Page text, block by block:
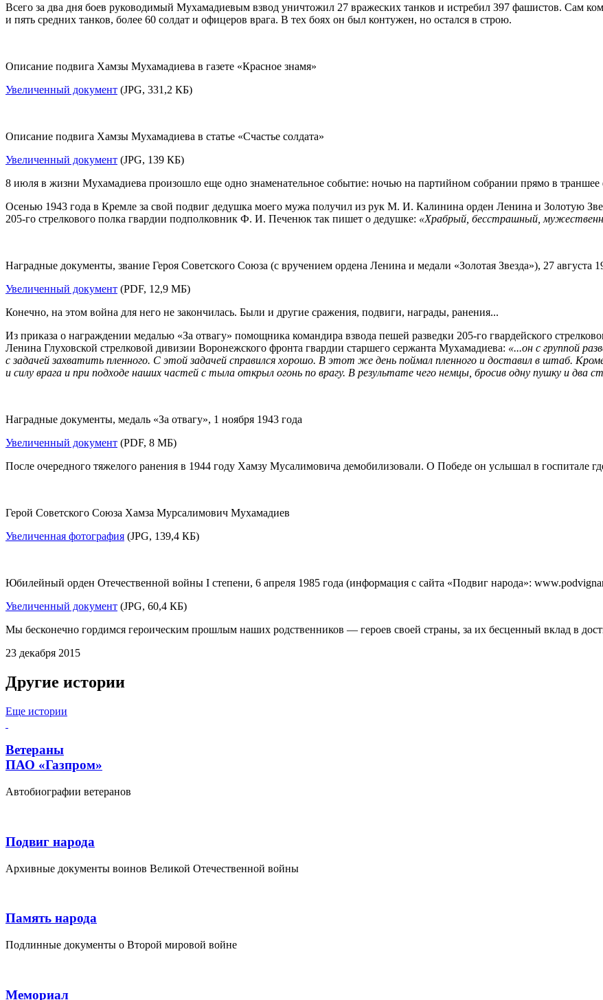
Всего за два дня боев руководимый Мухамадиевым взвод уничтожил 27 вражеских танков и истребил 397 фашистов. Сам
и пять средних танков, более 60 солдат и офицеров врага. В тех боях он был контужен, но остался в строю.
Описание подвига Хамзы Мухамадиева в газете «Красное знамя»
Увеличенный документ (JPG, 331,2 КБ)
Описание подвига Хамзы Мухамадиева в статье «Счастье солдата»
Увеличенный документ (JPG, 139 КБ)
8 июля в жизни Мухамадиева произошло еще одно знаменательное событие: ночью на партийном собрании прямо в
Осенью 1943 года в Кремле за свой подвиг дедушка моего мужа получил из рук М. И. Калинина орден Ленина и Золотую
205-го стрелкового полка гвардии подполковник Ф. И. Печенюк так пишет о дедушке: «Храбрый, бесстрашный,
Наградные документы, звание Героя Советского Союза (с вручением ордена Ленина и медали «Золотая Звезда»), 27 августа
Увеличенный документ (PDF, 12,9 МБ)
Конечно, на этом война для него не закончилась. Были и другие сражения, подвиги, награды, ранения...
Из приказа о награждении медалью «За отвагу» помощника командира взвода пешей разведки 205-го гвардейского
Ленина Глуховской стрелковой дивизии Воронежского фронта гвардии старшего сержанта Мухамадиева: «...он с группой
с задачей захватить пленного. С этой задачей справился хорошо. В этот же день поймал пленного и доставил в штаб.
и силу врага и при подходе наших частей с тыла открыл огонь по врагу. В результате чего немцы, бросив одну пушку и два
Наградные документы, медаль «За отвагу», 1 ноября 1943 года
Увеличенный документ (PDF, 8 МБ)
После очередного тяжелого ранения в 1944 году Хамзу Мусалимовича демобилизовали. О Победе он услышал в госпитале
Герой Советского Союза Хамза Мурсалимович Мухамадиев
Увеличенная фотография (JPG, 139,4 КБ)
Юбилейный орден Отечественной войны I степени, 6 апреля 1985 года (информация с сайта «Подвиг народа»:
Увеличенный документ (JPG, 60,4 КБ)
Мы бесконечно гордимся героическим прошлым наших родственников — героев своей страны, за их бесценный вклад в
23 декабря 2015
Другие истории
Еще истории
Ветераны
ПАО «Газпром»
Автобиографии ветеранов
Подвиг народа
Архивные документы воинов Великой Отечественной войны
Память народа
Подлинные документы о Второй мировой войне
Мемориал